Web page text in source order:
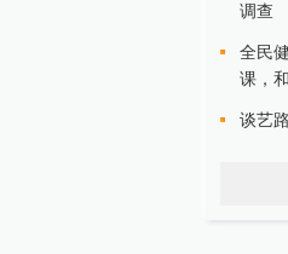
调查
全民
课，
谈艺